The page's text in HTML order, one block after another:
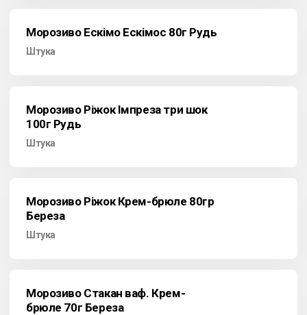
Морозиво Ескімо Ескімос 80г Рудь
Штука
Морозиво Ріжок Імпреза три шок
100г Рудь
Штука
Морозиво Ріжок Крем-брюле 80гр
Береза
Штука
Морозиво Стакан ваф. Крем-
брюле 70г Береза